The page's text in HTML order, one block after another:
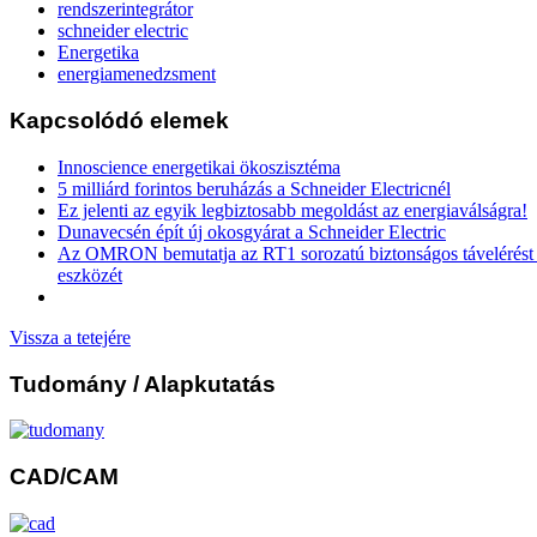
rendszerintegrátor
schneider electric
Energetika
energiamenedzsment
Kapcsolódó elemek
Innoscience energetikai ökoszisztéma
5 milliárd forintos beruházás a Schneider Electricnél
Ez jelenti az egyik legbiztosabb megoldást az energiaválságra!
Dunavecsén épít új okosgyárat a Schneider Electric
Az OMRON bemutatja az RT1 sorozatú biztonságos
eszközét
Vissza a tetejére
Tudomány / Alapkutatás
CAD/CAM